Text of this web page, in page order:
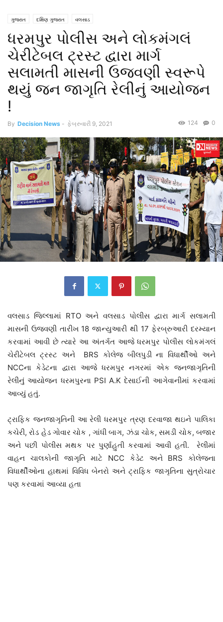
ગુજરાત દક્ષિણ ગુજરાત વલસાડ
ધરમપુર પોલીસ અને લોકમંગલં
ચેરીટેબલ ટ્રસ્ટ દ્વારા માર્ગ
સલામતી માસની ઉજવણી સ્વરૂપે
થયું જન જાગૃતિ રેલીનું આયોજન
!
By Decision News - ફેબ્રુવારી 9, 2021 0
124
વલસાડ જિલ્લામાં RTO અને વલસાડ પોલીસ દ્વારા માર્ગ સલામતી
માસની ઉજવણી તારીખ 18 જાન્યુઆરી થી 17 ફેરબ્રુઆરી દરમ્યાન
કરવામાં આવી છે ત્યારે આ અંતર્ગત આજે ધરમપુર પોલીસ લોકમંગલં
ચેરીટેબલ ટ્રસ્ટ અને BRS કોલેજ બીલપુડી ના વિધાર્થીઓ અને
NCCના કેડેટના દ્વારા આજે ધરમપુર નગરમાં એક જનજાગૃતિની
રેલીનું આયોજન ધરમપુરના PSI A.K દેસાઈની આગેવાનીમાં કરવામાં
આવ્યું હતું.
ટ્રાફિક જનજાગૃતિની આ રેલી ધરમપુર ત્રણ દરવાજા થઇને પાલિકા
કચેરી, રોડ હેડ ગોવાર ચોક , ગાંધી બાગ, ઝંડા ચોક, સમડી ચોક, બજાર
અને પછી પોલીસ મથક પર પુર્ણાહુતી કરવામાં આવી હતી. રેલીમાં
વાહન ચાલકોની જાગૃતિ માટે NCC કેડેટ અને BRS કોલેજના
વિધાર્થીઓના હાથમાં વિવિધ બેનરો અને ટ્રાફિક જાગૃતિના સુત્રોચાર
પણ કરવામાં આવ્યા હતા